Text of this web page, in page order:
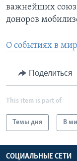
важнейших
доноров
О событиях в
Поделиться
This item is part of
Темы дня В
СОЦИАЛЬНЫЕ СЕТИ